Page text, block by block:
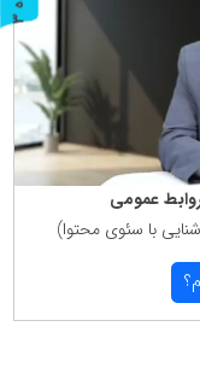
عمومی
با سئوی محتوا)
ر
و
ن
د
ه